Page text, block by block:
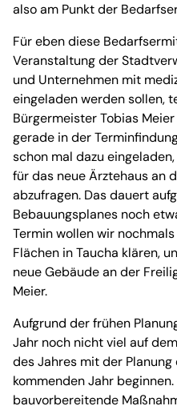
also am Punkt der
Für eben diese
Veranstaltung der
und Unternehmen mit
eingeladen werden sollen,
Bürgermeister Tobias
gerade in der
schon mal dazu
für das neue Ärztehaus an
abzufragen. Das dauert
Bebauungsplanes noch
Termin wollen wir
Flächen in Taucha klären,
neue Gebäude an der
Meier.
Aufgrund der frühen
Jahr noch nicht viel auf
des Jahres mit der
kommenden Jahr
bauvorbereitende